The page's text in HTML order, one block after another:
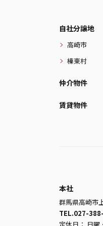
自社分譲地
高崎市
榛東村
仲介物件
賃貸物件
本社
群馬県高崎市
TEL.027-